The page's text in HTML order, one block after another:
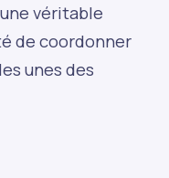
véritable
de coordonner
unes des